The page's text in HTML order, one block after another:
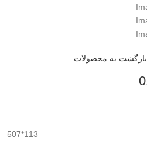
بازگشت به محصولات
113*507